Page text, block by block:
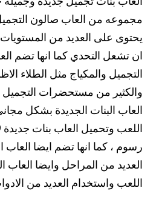
مجموعه من العاب صالون
يحتوى على العديد من المستويات
ان تشعل التحدي كما انها تضم
التجميل والمكياج مثل الطلاء
والكثير من مستحضرات التجميل
العاب البنات الجديدة بشكل
رسوم ، كما انها تضم ايضا العاب
العديد من المراحل وايضا العاب
اللعب واستخدام العديد من